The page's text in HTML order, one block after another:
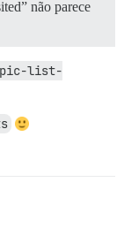
não parece
list-